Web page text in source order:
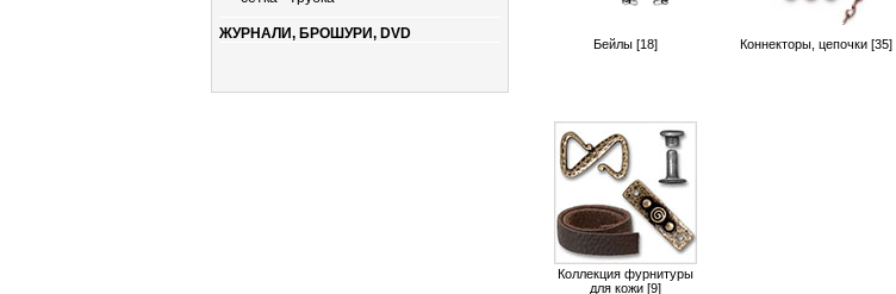
ЖУРНАЛИ, БРОШУРИ, DVD
Бейлы [18] Коннекторы, цепочки [35]
Коллекция фурнитуры
для кожи [9]